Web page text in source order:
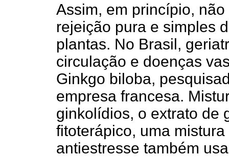
Assim, em princípio,
rejeição pura e simples
plantas. No Brasil,
circulação e doenças
Ginkgo biloba,
empresa francesa.
ginkolídios, o extrato de
fitoterápico, uma
antiestresse também